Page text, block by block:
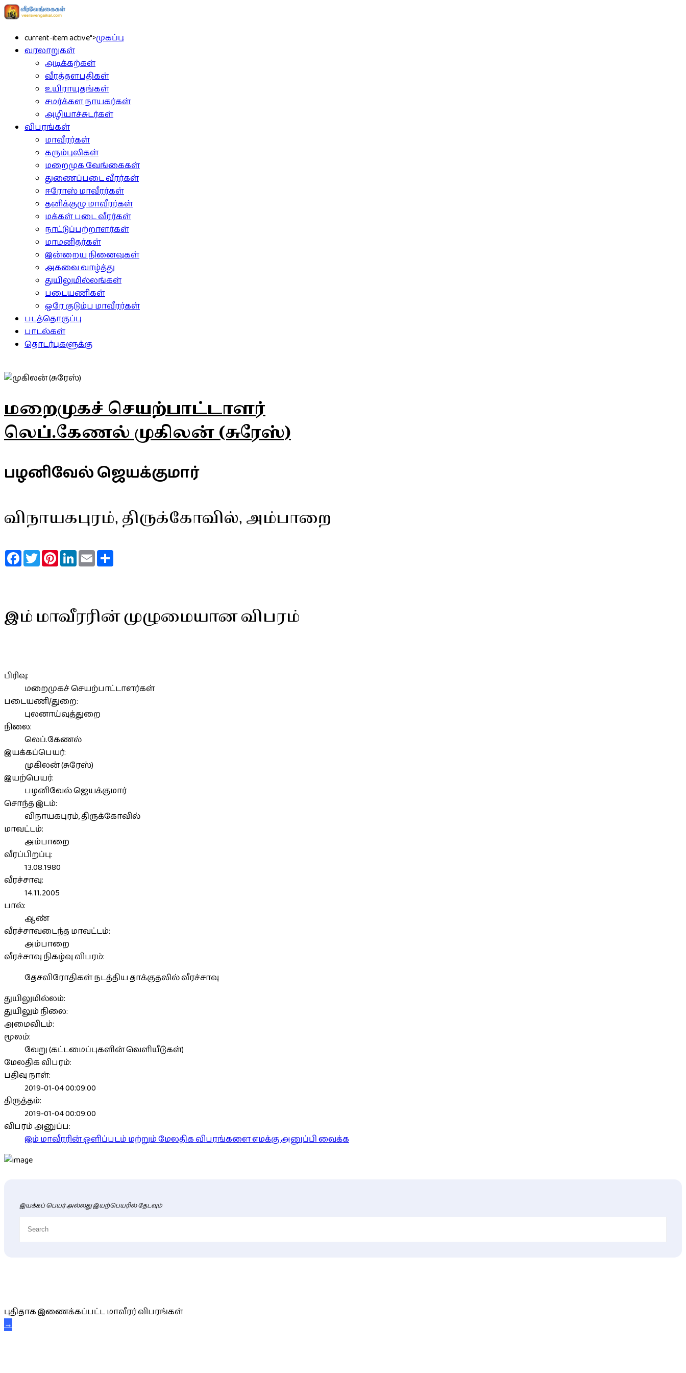
current-item active">முகப்பு
வரலாறுகள்
அடிக்கற்கள்
வீரத்தளபதிகள்
உயிராயுதங்கள்
சமர்க்கள நாயகர்கள்
அழியாச்சுடர்கள்
விபரங்கள்
மாவீரர்கள்
கரும்புலிகள்
மறைமுக வேங்கைகள்
துணைப்படை வீரர்கள்
ஈரோஸ் மாவீரர்கள்
தனிக்குழு மாவீரர்கள்
மக்கள் படை வீரர்கள்
நாட்டுப்பற்றாளர்கள்
மாமனிதர்கள்
இன்றைய நினைவுகள்
அகவை வாழ்த்து
துயிலுமில்லங்கள்
படையணிகள்
ஒரே குடும்ப மாவீரர்கள்
படத்தொகுப்பு
பாடல்கள்
தொடர்புகளுக்கு
மறைமுகச் செயற்பாட்டாளர்
லெப்.கேணல் முகிலன் (சுரேஸ்)
பழனிவேல் ஜெயக்குமார்
விநாயகபுரம், திருக்கோவில், அம்பாறை
FacebookTwitterPinterestLinkedInEmail
இம் மாவீரரின் முழுமையான விபரம்
பிரிவு:
மறைமுகச் செயற்பாட்டாளர்கள்
படையணி/துறை:
புலனாய்வுத்துறை
நிலை:
லெப்.கேணல்
இயக்கப்பெயர்:
முகிலன் (சுரேஸ்)
இயற்பெயர்:
பழனிவேல் ஜெயக்குமார்
சொந்த இடம்:
விநாயகபுரம், திருக்கோவில்
மாவட்டம்:
அம்பாறை
வீரப்பிறப்பு:
13.08.1980
வீரச்சாவு:
14.11.2005
பால்:
ஆண்
வீரச்சாவடைந்த மாவட்டம்:
அம்பாறை
வீரச்சாவு நிகழ்வு விபரம்:
தேசவிரோதிகள் நடத்திய தாக்குதலில் வீரச்சாவு
துயிலுமில்லம்:
துயிலும் நிலை:
அமைவிடம்:
மூலம்:
வேறு (கட்டமைப்புகளின் வெளியீடுகள்)
மேலதிக விபரம்:
பதிவு நாள்:
2019-01-04 00:09:00
திருத்தம்:
2019-01-04 00:09:00
விபரம் அனுப்ப:
இம் மாவீரரின் ஒளிப்படம் மற்றும் மேலதிக விபரங்களை எமக்கு அனுப்பி வைக்க
இயக்கப் பெயர் அல்லது இயற்பெயரில் தேடவும்
புதிதாக இணைக்கப்பட்ட மாவீரர் விபரங்கள்
→